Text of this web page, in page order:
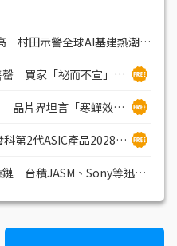
MLCC訂單過熱、出貨比創高 村田示警全球AI基建熱潮將趨緩
2027全年記憶體產能提前售罄 買家「祕而不宣」只怕買不夠
中國半導體國產替代加速？ 晶片界坦言「寒蟬效應」強度是關鍵
英特爾EMIB良率達標 聯發科第2代ASIC產品2028準時量產
熊本0728強震衝擊製造供應鏈 台積JASM、Sony等迅速疏散後評估災損